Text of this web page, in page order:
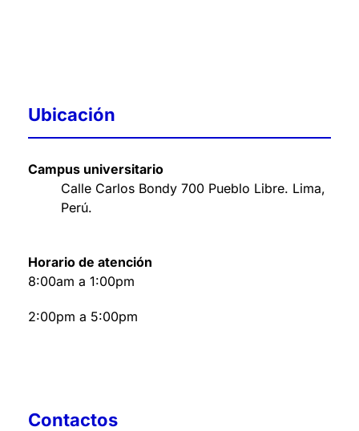
Ubicación
Campus universitario
Calle Carlos Bondy 700 Pueblo Libre. Lima,
Perú.
Horario de atención
8:00am a 1:00pm
2:00pm a 5:00pm
Contactos